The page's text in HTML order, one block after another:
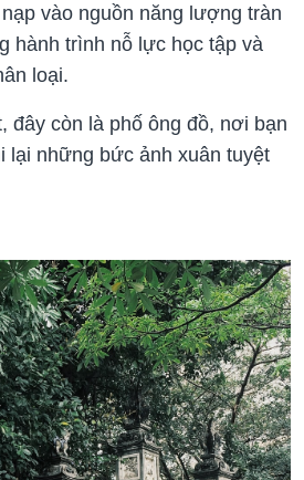
vào nguồn năng lượng tràn
hành trình nỗ lực học tập và
loại.
đây còn là phố ông đồ, nơi bạn
lại những bức ảnh xuân tuyệt